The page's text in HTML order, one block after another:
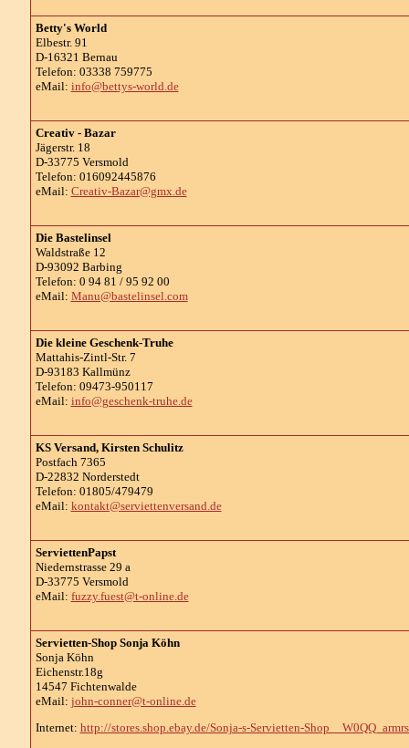
Betty's World
Elbestr. 91
D-16321 Bernau
Telefon: 03338 759775
eMail: info@bettys-world.de
Creativ - Bazar
Jägerstr. 18
D-33775 Versmold
Telefon: 016092445876
eMail: Creativ-Bazar@gmx.de
Die Bastelinsel
Waldstraße 12
D-93092 Barbing
Telefon: 0 94 81 / 95 92 00
eMail: Manu@bastelinsel.com
Die kleine Geschenk-Truhe
Mattahis-Zintl-Str. 7
D-93183 Kallmünz
Telefon: 09473-950117
eMail: info@geschenk-truhe.de
KS Versand, Kirsten Schulitz
Postfach 7365
D-22832 Norderstedt
Telefon: 01805/479479
eMail: kontakt@serviettenversand.de
ServiettenPapst
Niedernstrasse 29 a
D-33775 Versmold
eMail: fuzzy.fuest@t-online.de
Servietten-Shop Sonja Köhn
Sonja Köhn
Eichenstr.18g
14547 Fichtenwalde
eMail: john-conner@t-online.de
Internet: http://stores.shop.ebay.de/Sonja-s-Servietten-